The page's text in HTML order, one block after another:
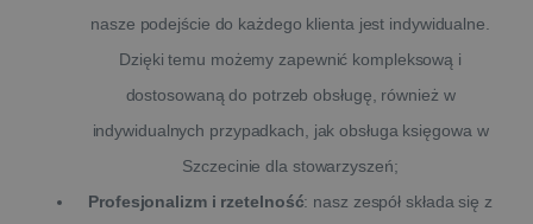
nasze podejście do każdego klienta jest indywidualne.
Dzięki temu możemy zapewnić kompleksową i
dostosowaną do potrzeb obsługę, również w
indywidualnych przypadkach, jak obsługa księgowa w
Szczecinie dla stowarzyszeń;
Profesjonalizm i rzetelność: nasz zespół składa się z